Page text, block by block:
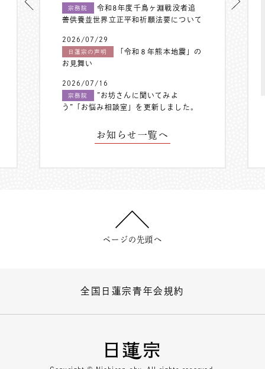
宗務院
令和8年度千鳥ヶ淵戦没者追
善供養並世界立正平和祈願法要について
2026/07/29
日蓮宗の声明
「令和８年熊本地震」の
お見舞い
2026/07/16
宗務院
”お坊さんに聞いてみよ
う”「お悩み相談室」を更新しました。
お知らせ一覧へ
ページの先頭へ
全国日蓮宗青年会規約